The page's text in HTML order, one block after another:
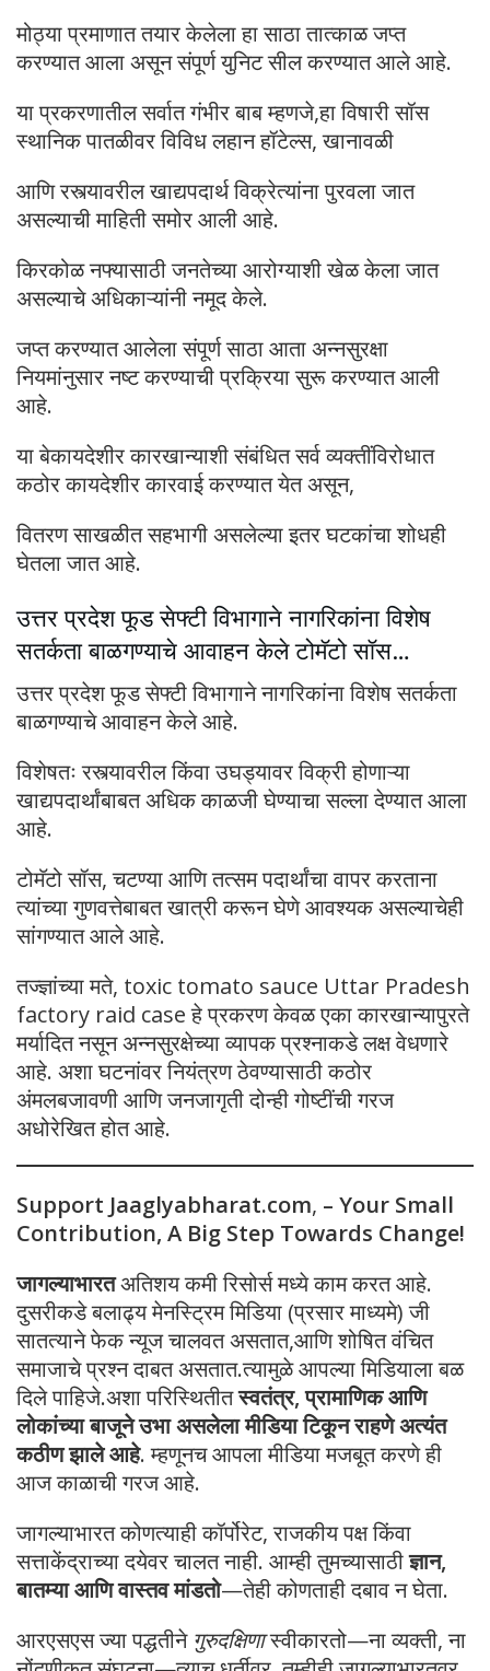
मोठ्या प्रमाणात तयार केलेला हा साठा तात्काळ जप्त
करण्यात आला असून संपूर्ण युनिट सील करण्यात आले आहे.
या प्रकरणातील सर्वात गंभीर बाब म्हणजे,हा विषारी सॉस
स्थानिक पातळीवर विविध लहान हॉटेल्स, खानावळी
आणि रस्त्यावरील खाद्यपदार्थ विक्रेत्यांना पुरवला जात
असल्याची माहिती समोर आली आहे.
किरकोळ नफ्यासाठी जनतेच्या आरोग्याशी खेळ केला जात
असल्याचे अधिकाऱ्यांनी नमूद केले.
जप्त करण्यात आलेला संपूर्ण साठा आता अन्नसुरक्षा
नियमांनुसार नष्ट करण्याची प्रक्रिया सुरू करण्यात आली
आहे.
या बेकायदेशीर कारखान्याशी संबंधित सर्व व्यक्तींविरोधात
कठोर कायदेशीर कारवाई करण्यात येत असून,
वितरण साखळीत सहभागी असलेल्या इतर घटकांचा शोधही
घेतला जात आहे.
उत्तर प्रदेश फूड सेफ्टी विभागाने नागरिकांना विशेष
सतर्कता बाळगण्याचे आवाहन केले टोमॅटो सॉस…
उत्तर प्रदेश फूड सेफ्टी विभागाने नागरिकांना विशेष सतर्कता
बाळगण्याचे आवाहन केले आहे.
विशेषतः रस्त्यावरील किंवा उघड्यावर विक्री होणाऱ्या
खाद्यपदार्थांबाबत अधिक काळजी घेण्याचा सल्ला देण्यात आला
आहे.
टोमॅटो सॉस, चटण्या आणि तत्सम पदार्थांचा वापर करताना
त्यांच्या गुणवत्तेबाबत खात्री करून घेणे आवश्यक असल्याचेही
सांगण्यात आले आहे.
तज्ज्ञांच्या मते, toxic tomato sauce Uttar Pradesh
factory raid case हे प्रकरण केवळ एका कारखान्यापुरते
मर्यादित नसून अन्नसुरक्षेच्या व्यापक प्रश्नाकडे लक्ष वेधणारे
आहे. अशा घटनांवर नियंत्रण ठेवण्यासाठी कठोर
अंमलबजावणी आणि जनजागृती दोन्ही गोष्टींची गरज
अधोरेखित होत आहे.
Support Jaaglyabharat.com, – Your Small
Contribution, A Big Step Towards Change!
जागल्याभारतअतिशय कमी रिसोर्स मध्ये काम करत आहे.
दुसरीकडे बलाढ्य मेनस्ट्रिम मिडिया (प्रसार माध्यमे) जी
सातत्याने फेक न्यूज चालवत असतात,आणि शोषित वंचित
समाजाचे प्रश्न दाबत असतात.त्यामुळे आपल्या मिडियाला बळ
दिले पाहिजे.अशा परिस्थितीतस्वतंत्र, प्रामाणिक आणि
लोकांच्या बाजूने उभा असलेला मीडिया टिकून राहणे अत्यंत
कठीण झाले आहे. म्हणूनच आपला मीडिया मजबूत करणे ही
आज काळाची गरज आहे.
जागल्याभारत कोणत्याही कॉर्पोरेट, राजकीय पक्ष किंवा
सत्ताकेंद्राच्या दयेवर चालत नाही. आम्ही तुमच्यासाठीज्ञान,
बातम्या आणि वास्तव मांडतो—तेही कोणताही दबाव न घेता.
आरएसएस ज्या पद्धतीने गुरुदक्षिणास्वीकारतो—ना व्यक्ती, ना